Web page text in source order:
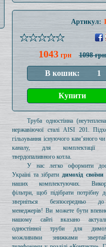
Артикул:
1043грн 1098 грн
Труба одностінна
нержавіючої сталі AISI 201.
гільзування існуючого кам’яного
каналу, для комплектації
твердопаливного котла.
У нас легко оформити
Україні та зібрати димохід
наших комплектуючих.
фільтри, щоб підібрати потрібну
зверніться безпосередньо
менеджерів! Ви можете бути
нашому сайті вказано
одностінної труби для
можливими знижками